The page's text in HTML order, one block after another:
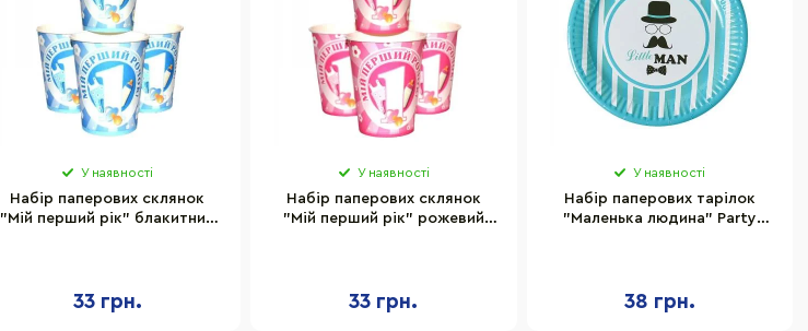
У наявності
Набір паперових склянок
"Мій перший рік" блакитний
33 грн.
У наявності
Набір паперових склянок
"Мій перший рік" рожевий
33 грн.
У наявності
Набір паперових тарілок
"Маленька людина" Party
38 грн.